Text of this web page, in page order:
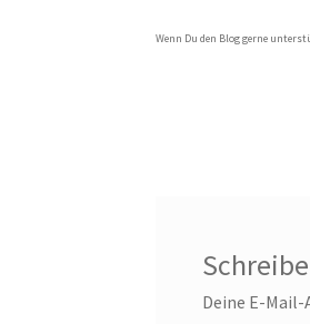
Wenn Du den Blog gerne
Deine E-